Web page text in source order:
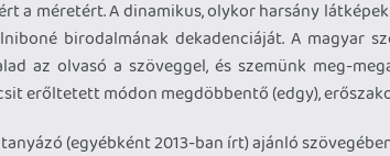
a méretért. A dinamikus, olykor harsány
birodalmának dekadenciáját. A magyar
az olvasó a szöveggel, és szemünk meg-
erőltetett módon megdöbbentő (edgy),
(egyébként 2013-ban írt) ajánló